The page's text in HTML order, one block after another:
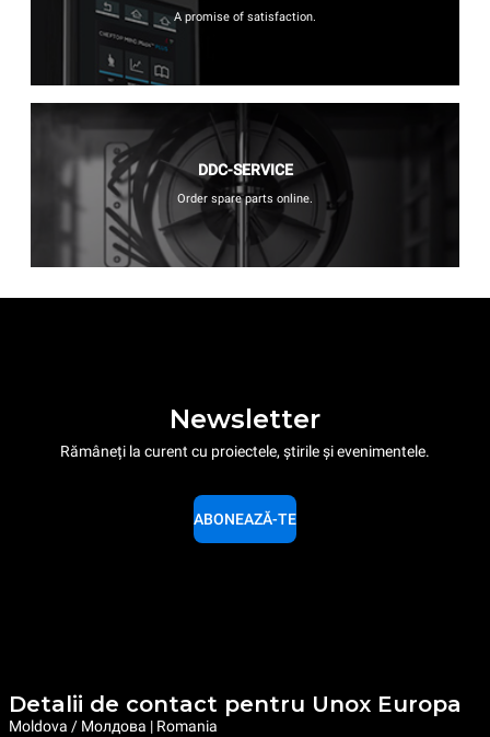
A promise of satisfaction.
DDC-SERVICE
Order spare parts online.
Newsletter
Rămâneți la curent cu proiectele, știrile și evenimentele.
ABONEAZĂ-TE
Detalii de contact pentru Unox Europa
Moldova / Молдова | Romania